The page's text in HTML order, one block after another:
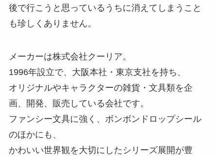
後で行こうと思っているうちに消えてしまうこと
も珍しくありません。
メーカーは株式会社クーリア。
1996年設立で、大阪本社・東京支社を持ち、
オリジナルやキャラクターの雑貨・文具類を企
画、開発、販売している会社です。
ファンシー文具に強く、ボンボンドロップシール
のほかにも、
かわいい世界観を大切にしたシリーズ展開が豊